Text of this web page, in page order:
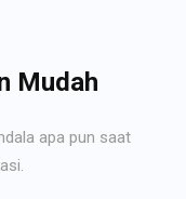
Mudah
apa pun saat